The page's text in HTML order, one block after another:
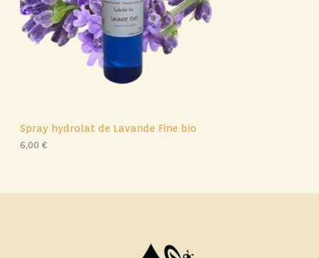
Spray hydrolat de Lavande Fine bio
6,00 €